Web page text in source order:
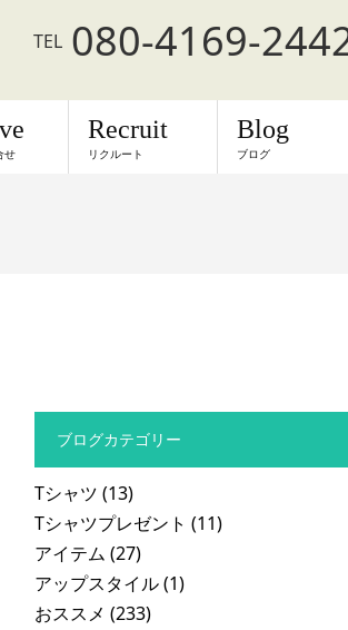
TEL 080-4169-
せ
Recruit
リクルート
Blog
ブログ
ブログカテゴリー
Tシャツ (13)
Tシャツプレゼント (11)
アイテム (27)
アップスタイル(1)
おススメ (233)